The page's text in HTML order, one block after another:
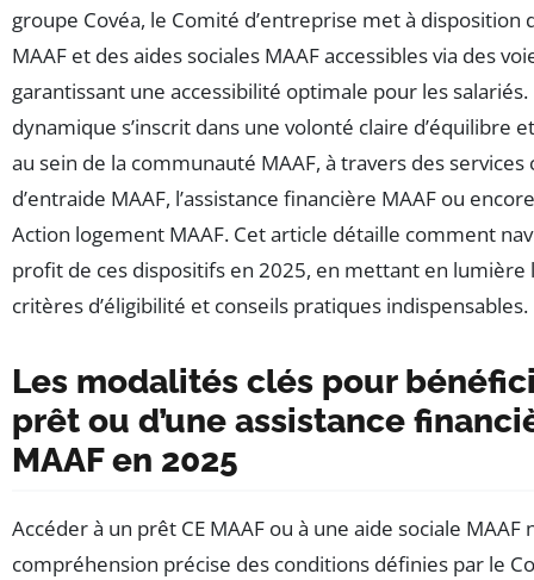
groupe Covéa, le Comité d’entreprise met à disposition
MAAF et des aides sociales MAAF accessibles via des
garantissant une accessibilité optimale pour les
dynamique s’inscrit dans une volonté claire d’équilibre
au sein de la communauté MAAF, à travers des
d’entraide MAAF, l’assistance financière MAAF ou
Action logement MAAF. Cet article détaille comment
profit de ces dispositifs en 2025, en mettant en lumière
critères d’éligibilité et conseils pratiques indispensables.
Les modalités clés pour
prêt ou d’une assistance
MAAF en 2025
Accéder à un prêt CE MAAF ou à une aide sociale MAAF
compréhension précise des conditions définies par le